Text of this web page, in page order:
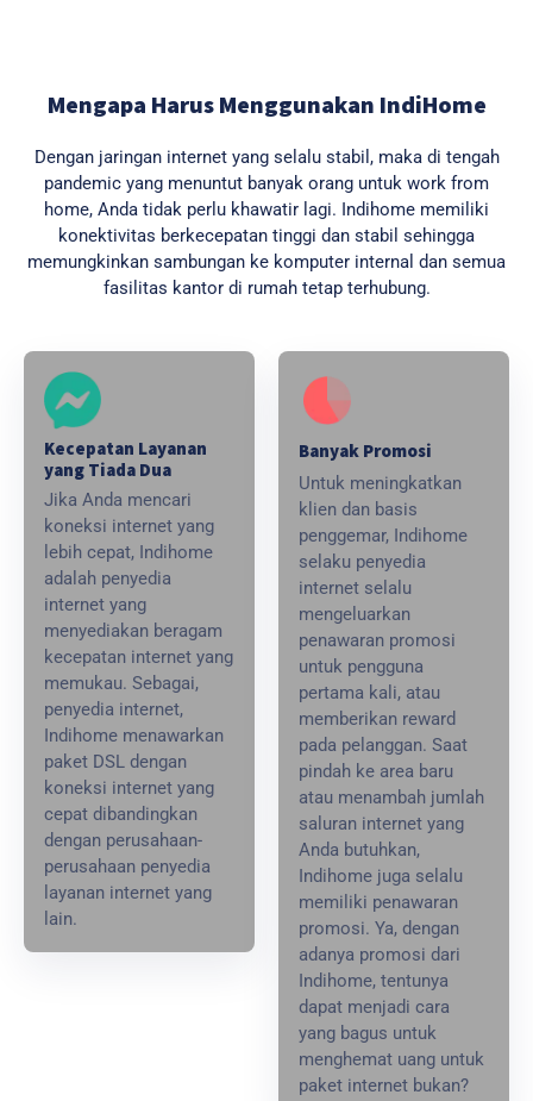
Mengapa Harus Menggunakan IndiHome
Dengan jaringan internet yang selalu stabil, maka di tengah
pandemic yang menuntut banyak orang untuk work from
home, Anda tidak perlu khawatir lagi. Indihome memiliki
konektivitas berkecepatan tinggi dan stabil sehingga
memungkinkan sambungan ke komputer internal dan semua
fasilitas kantor di rumah tetap terhubung.
Kecepatan Layanan
yang Tiada Dua
Jika Anda mencari
koneksi internet yang
lebih cepat, Indihome
adalah penyedia
internet yang
menyediakan beragam
kecepatan internet yang
memukau. Sebagai,
penyedia internet,
Indihome menawarkan
paket DSL dengan
koneksi internet yang
cepat dibandingkan
dengan perusahaan-
perusahaan penyedia
layanan internet yang
lain.
Banyak Promosi
Untuk meningkatkan
klien dan basis
penggemar, Indihome
selaku penyedia
internet selalu
mengeluarkan
penawaran promosi
untuk pengguna
pertama kali, atau
memberikan reward
pada pelanggan. Saat
pindah ke area baru
atau menambah jumlah
saluran internet yang
Anda butuhkan,
Indihome juga selalu
memiliki penawaran
promosi. Ya, dengan
adanya promosi dari
Indihome, tentunya
dapat menjadi cara
yang bagus untuk
menghemat uang untuk
paket internet bukan?